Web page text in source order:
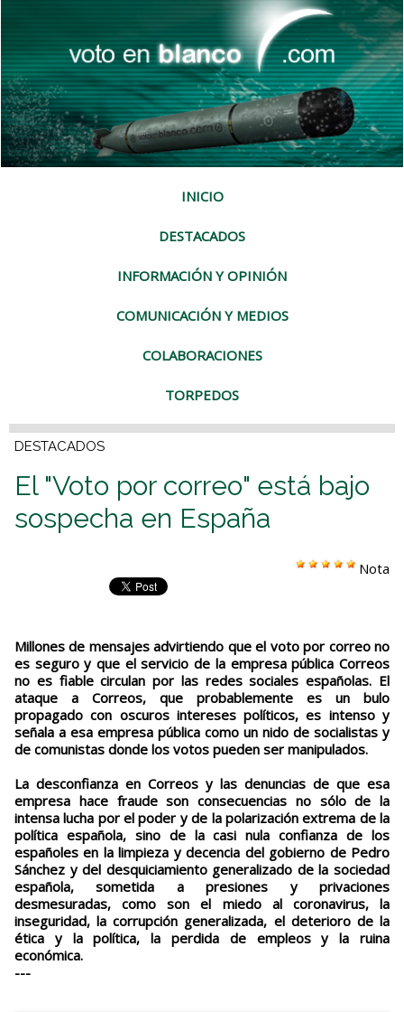
INICIO
DESTACADOS
INFORMACIÓN Y OPINIÓN
COMUNICACIÓN Y MEDIOS
COLABORACIONES
TORPEDOS
DESTACADOS
El "Voto por correo" está bajo
sospecha en España
Nota
Millones de mensajes advirtiendo que el voto por correo no
es seguro y que el servicio de la empresa pública Correos
no es fiable circulan por las redes sociales españolas. El
ataque a Correos, que probablemente es un bulo
propagado con oscuros intereses políticos, es intenso y
señala a esa empresa pública como un nido de socialistas y
de comunistas donde los votos pueden ser manipulados.
La desconfianza en Correos y las denuncias de que esa
empresa hace fraude son consecuencias no sólo de la
intensa lucha por el poder y de la polarización extrema de la
política española, sino de la casi nula confianza de los
españoles en la limpieza y decencia del gobierno de Pedro
Sánchez y del desquiciamiento generalizado de la sociedad
española, sometida a presiones y privaciones
desmesuradas, como son el miedo al coronavirus, la
inseguridad, la corrupción generalizada, el deterioro de la
ética y la política, la perdida de empleos y la ruina
económica.
---